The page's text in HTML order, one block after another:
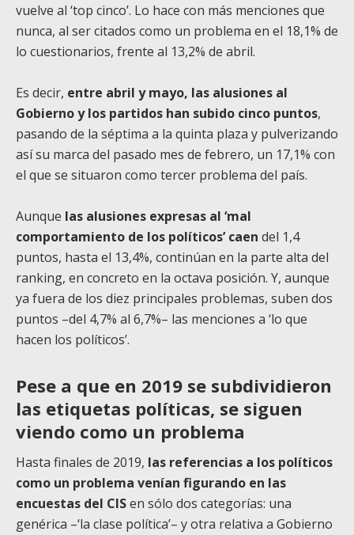
vuelve al ‘top cinco’. Lo hace con más menciones que
nunca, al ser citados como un problema en el 18,1% de
lo cuestionarios, frente al 13,2% de abril.
Es decir, entre abril y mayo, las alusiones al
Gobierno y los partidos han subido cinco puntos,
pasando de la séptima a la quinta plaza y pulverizando
así su marca del pasado mes de febrero, un 17,1% con
el que se situaron como tercer problema del país.
Aunque las alusiones expresas al ‘mal
comportamiento de los políticos’ caen del 1,4
puntos, hasta el 13,4%, continúan en la parte alta del
ranking, en concreto en la octava posición. Y, aunque
ya fuera de los diez principales problemas, suben dos
puntos –del 4,7% al 6,7%– las menciones a ‘lo que
hacen los políticos’.
Pese a que en 2019 se subdividieron
las etiquetas políticas, se siguen
viendo como un problema
Hasta finales de 2019, las referencias a los políticos
como un problema venían figurando en las
encuestas del CISen sólo dos categorías: una
genérica –‘la clase política’– y otra relativa a Gobierno